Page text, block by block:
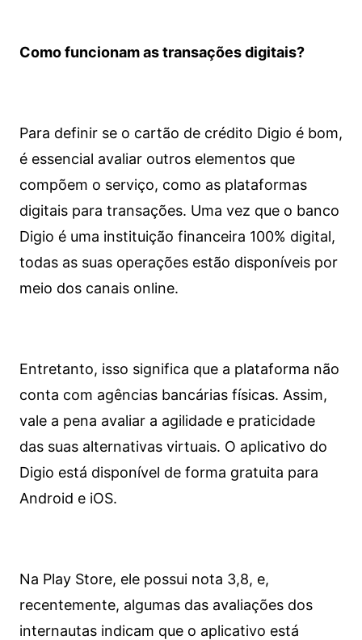
Como funcionam as transações digitais?
Para definir se o cartão de crédito Digio é bom,
é essencial avaliar outros elementos que
compõem o serviço, como as plataformas
digitais para transações. Uma vez que o banco
Digio é uma instituição financeira 100% digital,
todas as suas operações estão disponíveis por
meio dos canais online.
Entretanto, isso significa que a plataforma não
conta com agências bancárias físicas. Assim,
vale a pena avaliar a agilidade e praticidade
das suas alternativas virtuais. O aplicativo do
Digio está disponível de forma gratuita para
Android e iOS.
Na Play Store, ele possui nota 3,8, e,
recentemente, algumas das avaliações dos
internautas indicam que o aplicativo está